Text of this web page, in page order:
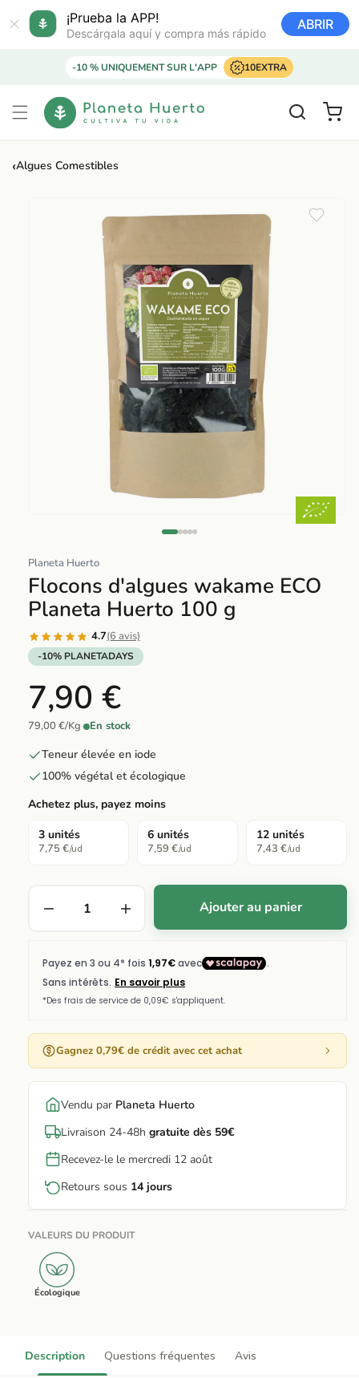
¡Prueba la APP!
Descárgala aquí y compra más rápido
ABRIR
directamente
al contenido
-10 % UNIQUEMENT SUR L'APP 10EXTRA
Carrito
‹Algues Comestibles
multimedia
1
en
una
ventana
modal
Planeta Huerto
Flocons d'algues wakame ECO
Planeta Huerto 100 g
4.7(6 avis)
-10% PLANETADAYS
7,90 €
79,00 €/Kg· En stock
Teneur élevée en iode
100% végétal et écologique
Achetez plus, payez moins
3 unités
7,75 €/ud
6 unités
7,59 €/ud
12 unités
7,43 €/ud
Ajouter au panier
Gagnez 0,79€ de crédit avec cet achat
Vendu par Planeta Huerto
Livraison 24-48h gratuite dès 59€
Recevez-le le mercredi 12 août
Retours sous 14 jours
VALEURS DU PRODUIT
Écologique
Description Questions fréquentes Avis